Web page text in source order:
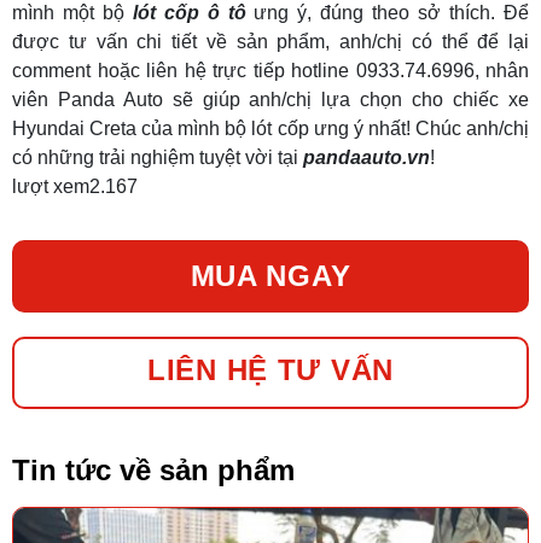
mình một bộlót cốp ô tôưng ý, đúng theo sở thích. Để
được tư vấn chi tiết về sản phẩm, anh/chị có thể để lại
comment hoặc liên hệ trực tiếp hotline 0933.74.6996, nhân
viên Panda Auto sẽ giúp anh/chị lựa chọn cho chiếc xe
Hyundai Creta của mình bộ lót cốp ưng ý nhất! Chúc anh/chị
có những trải nghiệm tuyệt vời tại pandaauto.vn!
lượt xem2.167
MUA NGAY
LIÊN HỆ TƯ VẤN
Tin tức về sản phẩm